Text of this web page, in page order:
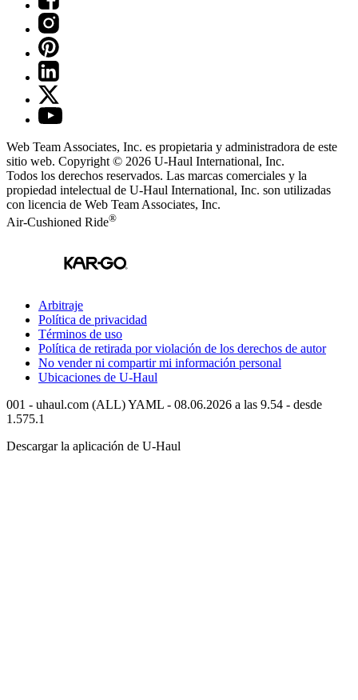
Web Team Associates, Inc. es propietaria y administradora de este
sitio web. Copyright © 2026 U-Haul International, Inc.
Todos los derechos reservados. Las marcas comerciales y la
propiedad intelectual de U-Haul International, Inc. son utilizadas
con licencia de Web Team Associates, Inc.
Air-Cushioned Ride®
Arbitraje
Política de privacidad
Términos de uso
Política de retirada por violación de los derechos de autor
No vender ni compartir mi información personal
Ubicaciones de U-Haul
001 - uhaul.com (ALL) YAML - 08.06.2026 a las 9.54 - desde
1.575.1
Descargar la aplicación de U-Haul